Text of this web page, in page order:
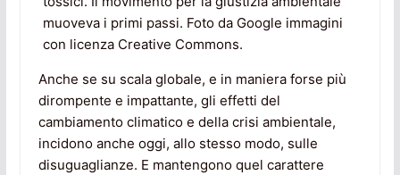
muoveva i primi passi. Foto da Google immagini
con licenza Creative Commons.
Anche se su scala globale, e in maniera forse più
dirompente e impattante, gli effetti del
cambiamento climatico e della crisi ambientale,
incidono anche oggi, allo stesso modo, sulle
disuguaglianze. E mantengono quel carattere